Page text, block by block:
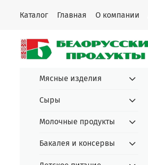
Каталог Главная О компании
Мясные изделия
Сыры
Молочные продукты
Бакалея и консервы